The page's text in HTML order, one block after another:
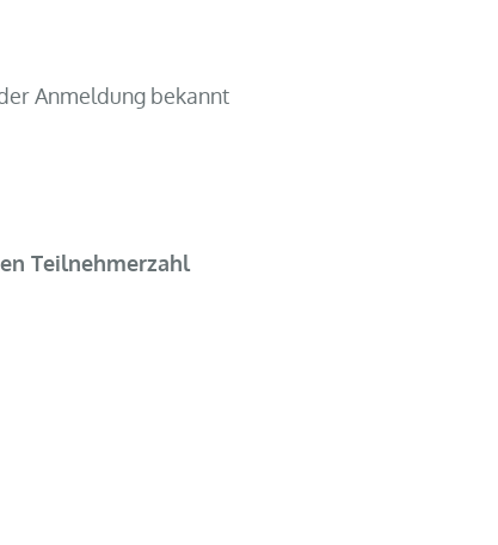
Anmeldung bekannt
Teilnehmerzahl